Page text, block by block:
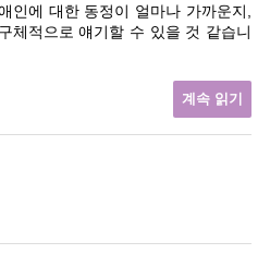
인에 대한 동정이 얼마나 가까운지,
체적으로 얘기할 수 있을 것 같습니
계속 읽기